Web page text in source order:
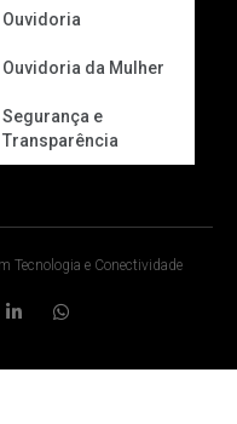
Ouvidoria
Ouvidoria da Mulher
Segurança e
Transparência
Tecnologia e Conectividade